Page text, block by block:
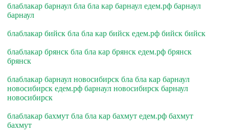
блаблакар барнаул бла бла кар барнаул едем.рф барнаул
барнаул
блаблакар бийск бла бла кар бийск едем.рф бийск бийск
блаблакар брянск бла бла кар брянск едем.рф брянск
брянск
блаблакар барнаул новосибирск бла бла кар барнаул
новосибирск едем.рф барнаул новосибирск барнаул
новосибирск
блаблакар бахмут бла бла кар бахмут едем.рф бахмут
бахмут